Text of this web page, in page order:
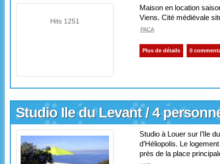
Hits 1251
Maison en location
Viens. Cité médiévale
PACA
Plus de détails 0
Studio Ile du Levant / 4
Studio à Louer sur l’Ile
d’Héliopolis. Le
près de la place